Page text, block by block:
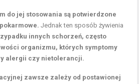
do jej stosowania są potwierdzone
Jednak ten sposób żywienia
innych schorzeń, często
organizmu, których symptomy
alergii czy nietolerancji.
zawsze zależy od postawionej